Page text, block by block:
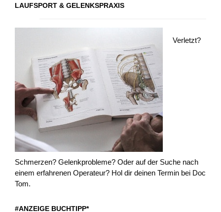
LAUFSPORT & GELENKSPRAXIS
Verletzt?
Schmerzen? Gelenkprobleme? Oder auf der Suche nach
einem erfahrenen Operateur? Hol dir deinen Termin bei Doc
Tom.
#ANZEIGE BUCHTIPP*